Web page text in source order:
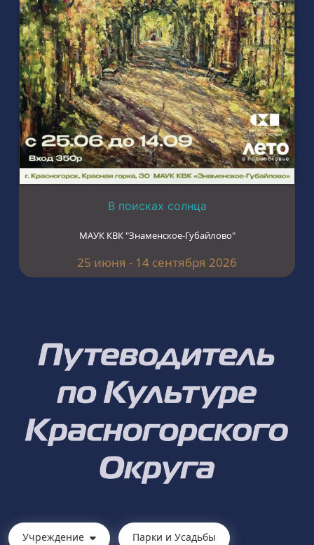
В поисках солнца
МАУК КВК "Знаменское-Губайлово"
25 июня - 14 сентября 2026
Учреждение Парки и Усадьбы